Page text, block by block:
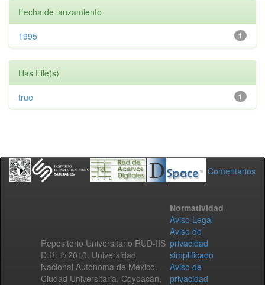
Fecha de lanzamiento
1
1995
Has File(s)
1
true
Comentarios
Repositorio Universitario RUD-IIS
D.R. © 2010. Universidad
Nacional Autónoma de México.
Ciudad Universitaria, Coyoacán,
Normatividad
Aviso Legal
Aviso de
privacidad
simplificado
Aviso de
privacidad